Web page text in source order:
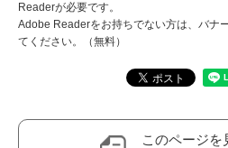
Readerが必要です。
Adobe Readerをお持ちでない方は、バナ
てください。（無料）
このページを